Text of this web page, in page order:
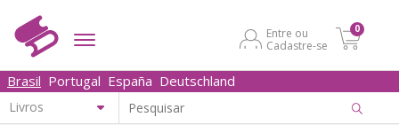
Entre ou
Cadastre-se
0
Brasil Portugal España Deutschland